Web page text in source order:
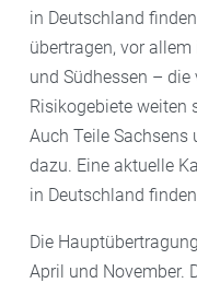
in Deutschland
übertragen, vor
und Südhessen – die
Risikogebiete weiten
Auch Teile
dazu. Eine aktuelle
in Deutschland
Die
April und November.